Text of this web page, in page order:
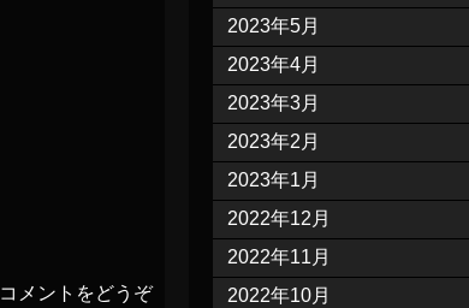
コメントをどうぞ
2023年5月
2023年4月
2023年3月
2023年2月
2023年1月
2022年12月
2022年11月
2022年10月